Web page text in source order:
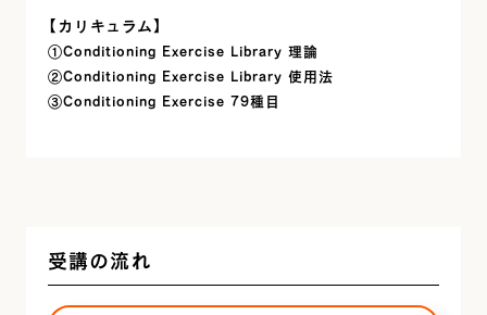
【カリキュラム】
①Conditioning Exercise Library 理論
②Conditioning Exercise Library 使用法
③Conditioning Exercise 79種目
受講の流れ